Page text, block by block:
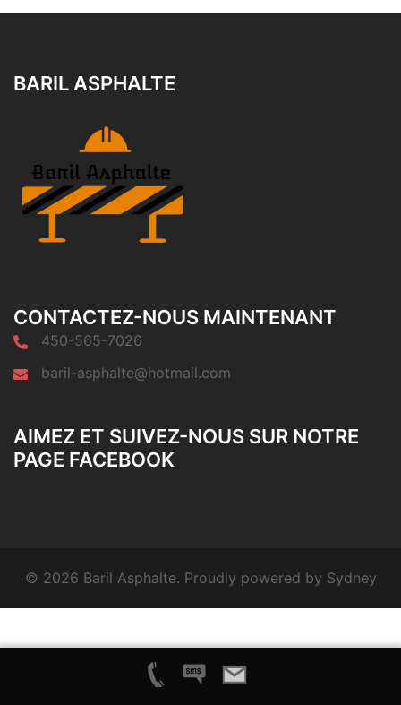
BARIL ASPHALTE
CONTACTEZ-NOUS MAINTENANT
450-565-7026
baril-asphalte@hotmail.com
AIMEZ ET SUIVEZ-NOUS SUR NOTRE
PAGE FACEBOOK
© 2026 Baril Asphalte. Proudly powered by Sydney
APPELEZ MAINTENANT